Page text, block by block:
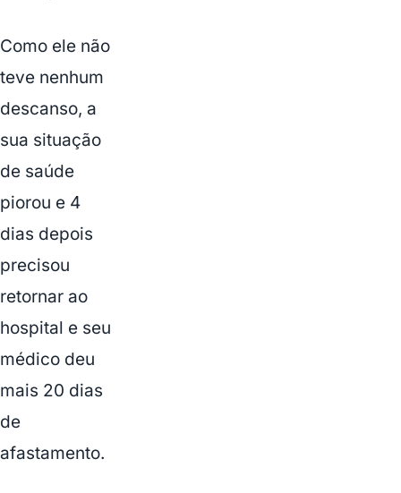
Como ele não
teve nenhum
descanso, a
sua situação
de saúde
piorou e 4
dias depois
precisou
retornar ao
hospital e seu
médico deu
mais 20 dias
de
afastamento.